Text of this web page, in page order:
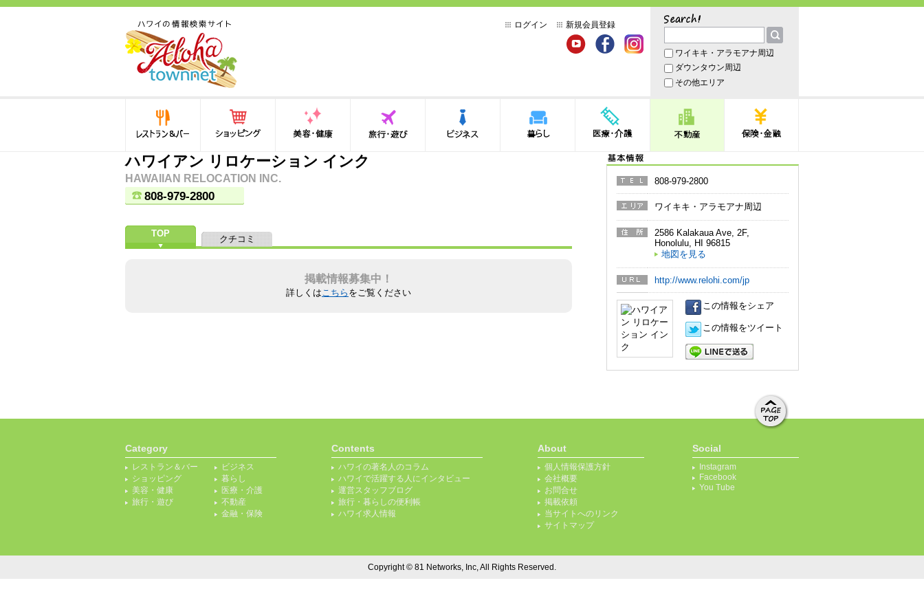
法律から運転免許証まで情
報が満載！
ログイン 新規会員登録 サーチ
ワイキキ・アラモアナ周辺
ダウンタウン周辺
その他エリア
レストラン＆バー ショッピング 美容・健康 旅行・遊び 医療・介護
ハワイアン リロケーション インク
HAWAIIAN RELOCATION INC.
808-979-2800
TOP
クチコミ
掲載情報募集中！
詳しくはこちら をご覧ください
電話番
号
808-979-2800
ワイキキ・アラモアナ周辺
2586 Kalakaua Ave, 2F,
Honolulu
HI 96815
地図を見る
http://www.relohi.com/jp
この情報をシェア
この情報をツイート
Category
レストラン＆バー
ショッピング
美容・健康
旅行・遊び
ビジネス
暮らし
医療・介護
不動産
金融・保険
Contents
ハワイの著名人のコラム
ハワイで活躍する人にインタビュー
運営スタッフブログ
旅行・暮らしの便利帳
ハワイ求人情報
About
個人情報保護方針
会社概要
お問合せ
掲載依頼
当サイトへのリンク
サイトマップ
Social
Instagram
Facebook
You Tube
動する
Copyright © 81 Networks, Inc, All Rights Reserved.